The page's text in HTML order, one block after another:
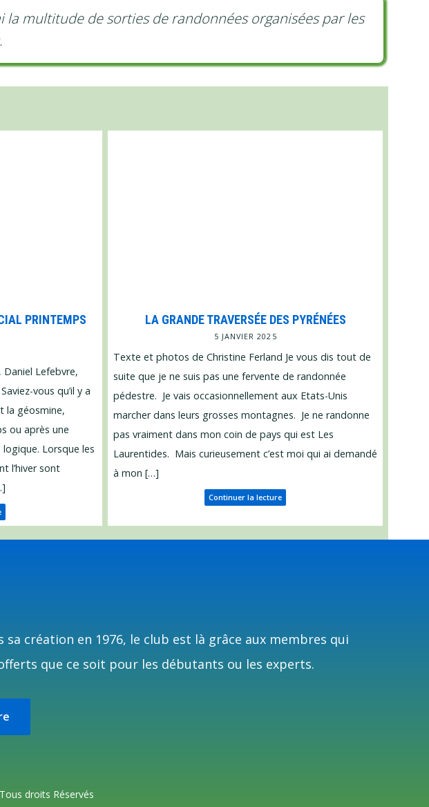
multitude de sorties de randonnées organisées par les
PRINTEMPS
Lefebvre,
Saviez-vous qu’il y a
la géosmine,
ou après une
Lorsque les
l’hiver sont
LA GRANDE TRAVERSÉE DES PYRÉNÉES
5 JANVIER 2025
Texte et photos de Christine Ferland Je vous dis tout de
suite que je ne suis pas une fervente de randonnée
pédestre. Je vais occasionnellement aux Etats-Unis
marcher dans leurs grosses montagnes. Je ne randonne
pas vraiment dans mon coin de pays qui est Les
Laurentides. Mais curieusement c’est moi qui ai demandé
à mon […]
Continuer la lecture
création en 1976, le club est là grâce aux membres qui
que ce soit pour les débutants ou les experts.
droits Réservés